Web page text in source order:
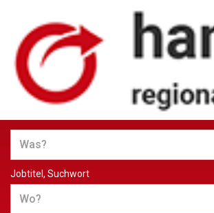
Jobs und Stellenangebote in
Hannover
Jobtitel, Suchwort